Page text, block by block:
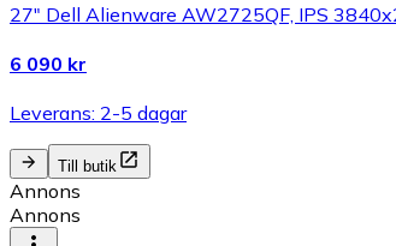
27" Dell Alienware AW2725QF, IPS
6 090 kr
Leverans: 2-5 dagar
Till butik
Annons
Annons